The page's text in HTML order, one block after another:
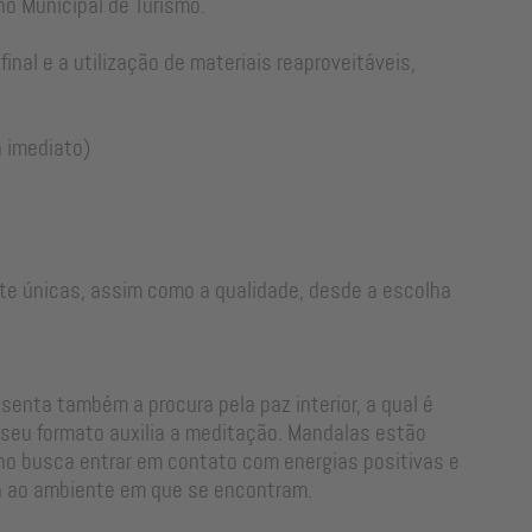
Mandala Artesanal Leque Carvalho Natural
Municipal de Turismo.
e a utilização de materiais reaproveitáveis,
imediato)
únicas, assim como a qualidade, desde a escolha
também a procura pela paz interior, a qual é
formato auxilia a meditação. Mandalas estão
busca entrar em contato com energias positivas e
ambiente em que se encontram.